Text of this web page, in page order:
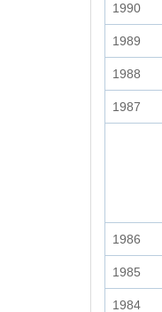
1990
1989
1988
1987
1986
1985
1984